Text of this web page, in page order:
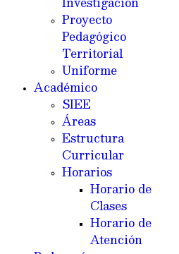
Proyecto
Pedagógico
Territorial
Uniforme
Académico
SIEE
Áreas
Estructura
Curricular
Horarios
Horario de
Clases
Horario de
Atención